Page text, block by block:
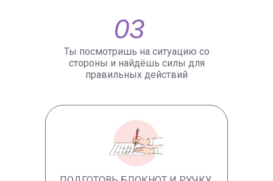
03
Ты посмотришь на ситуацию со
стороны и найдёшь силы для
правильных действий